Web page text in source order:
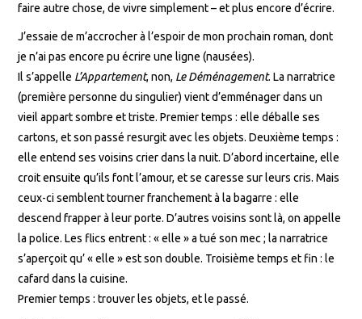
faire autre chose, de vivre simplement – et plus encore d’écrire.
J’essaie de m’accrocher à l’espoir de mon prochain roman, dont
je n’ai pas encore pu écrire une ligne (nausées).
Il s’appelle L’Appartement, non, Le Déménagement. La narratrice
(première personne du singulier) vient d’emménager dans un
vieil appart sombre et triste. Premier temps : elle déballe ses
cartons, et son passé resurgit avec les objets. Deuxième temps :
elle entend ses voisins crier dans la nuit. D’abord incertaine, elle
croit ensuite qu’ils font l’amour, et se caresse sur leurs cris. Mais
ceux-ci semblent tourner franchement à la bagarre : elle
descend frapper à leur porte. D’autres voisins sont là, on appelle
la police. Les flics entrent : « elle » a tué son mec ; la narratrice
s’aperçoit qu’ « elle » est son double. Troisième temps et fin : le
cafard dans la cuisine.
Premier temps : trouver les objets, et le passé.